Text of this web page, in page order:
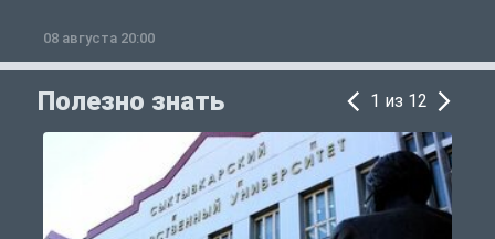
08 августа 20:00
Полезно знать 1 из 12